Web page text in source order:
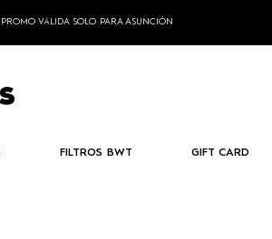
VÁLIDA SOLO PARA ASUNCIÓN
FILTROS BWT GIFT CARD